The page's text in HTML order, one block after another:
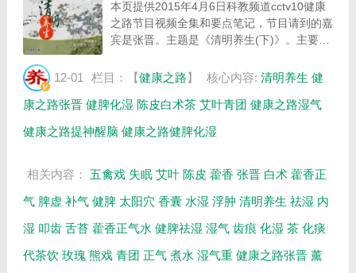
本页提供2015年4月6日科教频道cctv10健康
之路节目视频全集和要点笔记，节目请到的嘉
宾是张晋。主题是《清明养生(下)》。主要介
陈皮白术茶，艾叶青团的制作方法，哪种动作
供...
12-01 栏目：【健康之路】 核心内容: 清明养生 健
康之路张晋 健脾化湿 陈皮白术茶 艾叶青团 健康之路湿气
健康之路提神醒脑 健康之路健脾化湿
相关内容： 五禽戏 失眠 艾叶 陈皮 藿香 张晋 白术 藿香正
气 脾虚 补气 健脾 太阳穴 香囊 水湿 浮肿 清明养生 祛湿 内
湿 叩齿 舌苔 藿香正气水 健脾祛湿 湿气 齿痕 化湿 茶 化痰
代茶饮 玫瑰 熊戏 青团 正气 煮水 湿气重 健康之路张晋 薰